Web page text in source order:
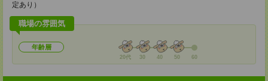
定あり）
職場の雰囲気
年齢層
20代 30 40 50 60